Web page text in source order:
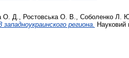
О. Д., Ростовська О. В., Соболенко Л.
региона. Науковий